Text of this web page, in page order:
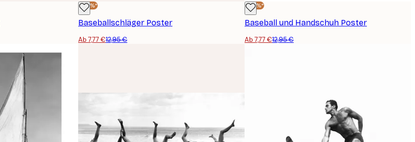
-40%*
Baseballschläger Poster
Ab 7,77 €12,95 €
-40%*
Baseball und Handschuh Poster
Ab 7,77 €12,95 €